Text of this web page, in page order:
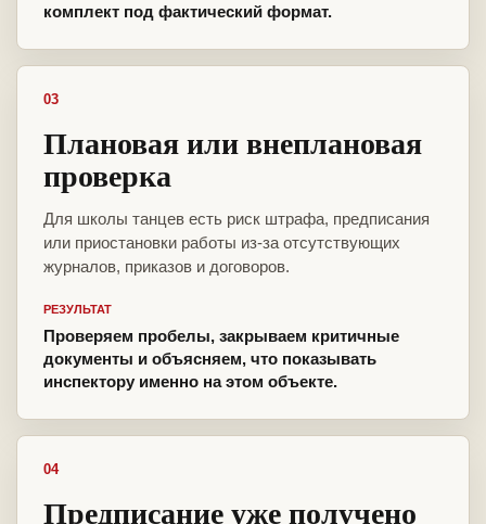
комплект под фактический формат.
03
Плановая или внеплановая
проверка
Для школы танцев есть риск штрафа, предписания
или приостановки работы из-за отсутствующих
журналов, приказов и договоров.
РЕЗУЛЬТАТ
Проверяем пробелы, закрываем критичные
документы и объясняем, что показывать
инспектору именно на этом объекте.
04
Предписание уже получено